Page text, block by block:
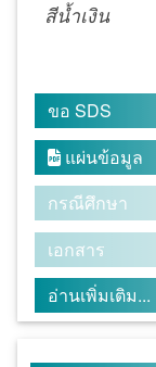
สีน้ำเงิน
ขอ SDS
 แผ่นข้อมูล
กรณีศึกษา
เอกสาร
อ่านเพิ่มเติม...